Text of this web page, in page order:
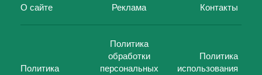
О сайте Реклама Контакты
Политика
Политика
обработки
персональных
Политика
использования